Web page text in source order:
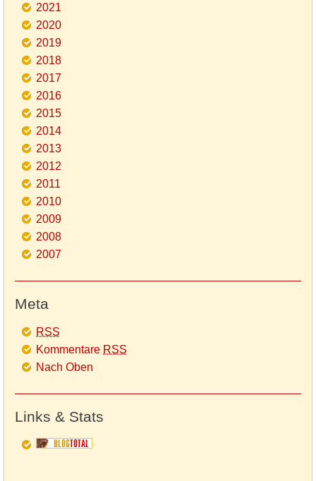
2021
2020
2019
2018
2017
2016
2015
2014
2013
2012
2011
2010
2009
2008
2007
Meta
RSS
Kommentare RSS
Nach Oben
Links & Stats